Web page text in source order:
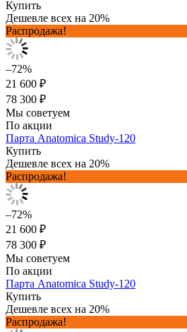
Купить
Дешевле всех на 20%
Распродажа!
–72%
21 600 ₽
78 300 ₽
Мы советуем
По акции
Парта Anatomica Study-120
Купить
Дешевле всех на 20%
Распродажа!
–72%
21 600 ₽
78 300 ₽
Мы советуем
По акции
Парта Anatomica Study-120
Купить
Дешевле всех на 20%
Распродажа!